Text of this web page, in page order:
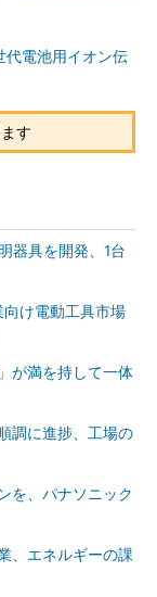
代電池用イオン伝
す
器具を開発、1台
け電動工具市場
が満を持して一体
調に進捗、工場の
を、パナソニック
、エネルギーの課